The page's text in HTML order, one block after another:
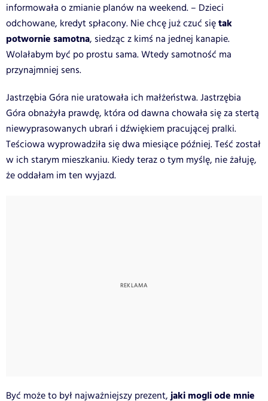
informowała o zmianie planów na weekend. – Dzieci
odchowane, kredyt spłacony. Nie chcę już czuć siętak
potwornie samotna, siedząc z kimś na jednej kanapie.
Wolałabym być po prostu sama. Wtedy samotność ma
przynajmniej sens.
Jastrzębia Góra nie uratowała ich małżeństwa. Jastrzębia
Góra obnażyła prawdę, która od dawna chowała się za stertą
niewyprasowanych ubrań i dźwiękiem pracującej pralki.
Teściowa wyprowadziła się dwa miesiące później. Teść został
w ich starym mieszkaniu. Kiedy teraz o tym myślę, nie żałuję,
że oddałam im ten wyjazd.
Być może to był najważniejszy prezent,jaki mogli ode mnie